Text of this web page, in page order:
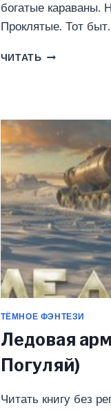
богатые караваны.
Проклятые. Тот
ЧИТАТЬ СЧАСТЛИВЫЕ
ТЁМНОЕ ФЭНТЕЗИ
Ледовая
Погуляй)
Читать книгу без